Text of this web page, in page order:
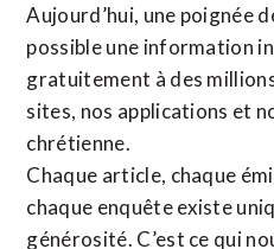
Aujourd’hui, une poignée
possible une information
gratuitement à des
sites, nos applications et
chrétienne.
Chaque article, chaque
chaque enquête existe
générosité. C’est ce qui